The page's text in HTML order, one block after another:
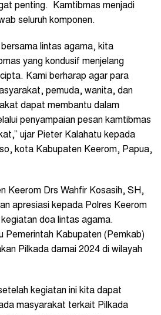
penting. Kamtibmas menjadi
seluruh komponen.
lintas agama, kita
yang kondusif menjelang
Kami berharap agar para
pemuda, wanita, dan
dapat membantu dalam
penyampaian pesan kamtibmas
ujar Pieter Kalahatu kepada
kota Kabupaten Keerom, Papua,
Keerom Drs Wahfir Kosasih, SH,
apresiasi kepada Polres Keerom
doa lintas agama.
Pemerintah Kabupaten (Pemkab)
Pilkada damai 2024 di wilayah
kegiatan ini kita dapat
masyarakat terkait Pilkada